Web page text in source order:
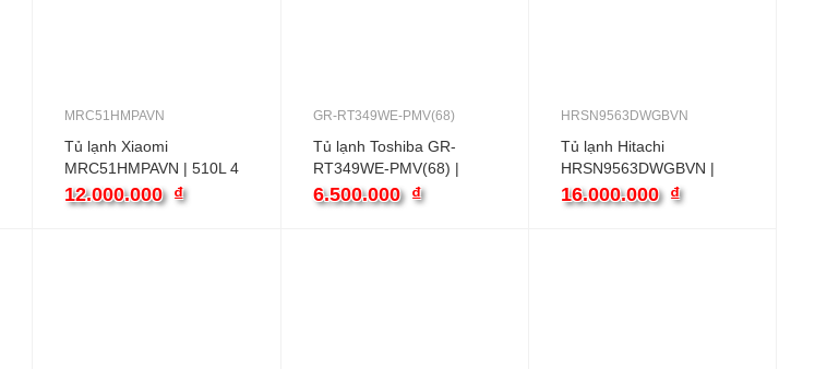
MRC51HMPAVN
Tủ lạnh Xiaomi
MRC51HMPAVN | 510L 4
cánh
12.000.000 ₫
GR-RT349WE-PMV(68)
Tủ lạnh Toshiba GR-
RT349WE-PMV(68) |
286L 2 cánh inverter
6.500.000 ₫
HRSN9563DWGBVN
Tủ lạnh Hitachi
HRSN9563DWGBVN |
560L 2 cánh inverter
16.000.000 ₫